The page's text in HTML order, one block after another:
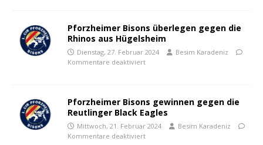
Pforzheimer Bisons überlegen gegen die
Rhinos aus Hügelsheim
Dienstag, 27. Februar 2024
Besim Karadeniz
Kommentare deaktiviert
Pforzheimer Bisons gewinnen gegen die
Reutlinger Black Eagles
Mittwoch, 21. Februar 2024
Besim Karadeniz
Kommentare deaktiviert